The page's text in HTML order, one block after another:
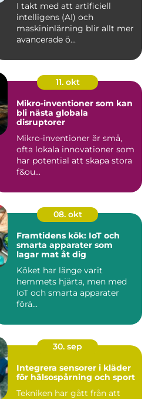
I takt med att artificiell
intelligens (AI) och
maskininlärning blir allt mer
avancerade ö...
11. okt
Mikro-inventioner som kan
bli nästa globala
disruptorer
Mikro-inventioner är små,
ofta lokala innovationer som
har potential att skapa stora
f&ou...
08. okt
Framtidens kök: IoT och
smarta apparater som
lagar mat åt dig
Köket har länge varit
hemmets hjärta, men med
IoT och smarta apparater
förä...
30. sep
Integrera sensorer i kläder
för hälsospårning och sport
Tekniken har gått från att